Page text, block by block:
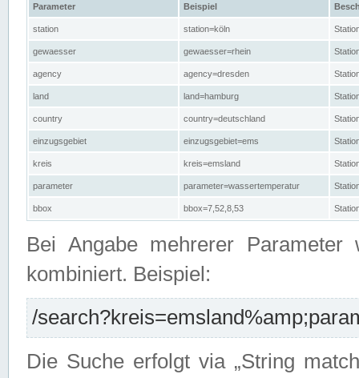
Parameter Beispiel
station station=köln
gewaesser gewaesser=rhein
agency agency=dresden
land land=hamburg
country country=deutschland
einzugsgebiet einzugsgebiet=ems
kreis kreis=emsland
parameter parameter=wassertemperatur
bbox bbox=7,52,8,53
Bei Angabe mehrerer Parameter
kombiniert. Beispiel:
/
Die Suche erfolgt via „String